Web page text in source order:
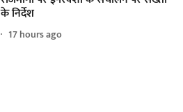
के निर्देश
17 hours ago